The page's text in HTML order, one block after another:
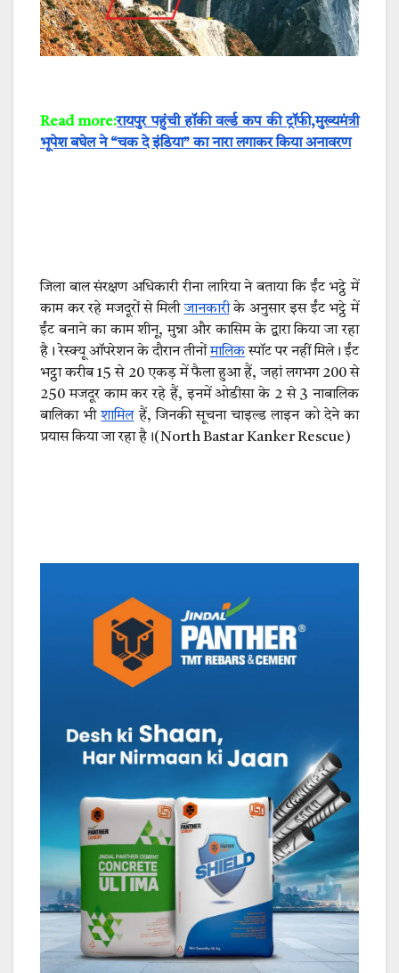
Read more:रायपुर पहुंची हॉकी वर्ल्ड कप की ट्रॉफी,मुख्यमंत्री
भूपेश बघेल ने “चक दे इंडिया” का नारा लगाकर किया अनावरण
जिला बाल संरक्षण अधिकारी रीना लारिया ने बताया कि ईंट भट्ठे में
काम कर रहे मजदूरों से मिलीजानकारीके अनुसार इस ईंट भट्ठे में
ईंट बनाने का काम शीनू, मुन्ना और कासिम के द्वारा किया जा रहा
है। रेस्क्यू ऑपरेशन के दौरान तीनोंमालिकस्पॉट पर नहीं मिले। ईंट
भट्ठा करीब 15 से 20 एकड़ में फैला हुआ हैं, जहां लगभग 200 से
250 मजदूर काम कर रहे हैं, इनमें ओडीसा के 2 से 3 नाबालिक
बालिका भीशामिलहैं, जिनकी सूचना चाइल्ड लाइन को देने का
प्रयास किया जा रहा है।(North Bastar Kanker Rescue)